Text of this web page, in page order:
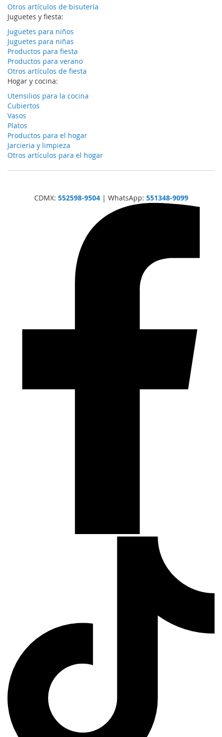
Otros artículos de bisutería
Juguetes y fiesta:
Juguetes para niños
Juguetes para niñas
Productos para fiesta
Productos para verano
Otros artículos de fiesta
Hogar y cocina:
Utensilios para la cocina
Cubiertos
Vasos
Platos
Productos para el hogar
Jarcieria y limpieza
Otros artículos para el hogar
CDMX: 552598-9504| WhatsApp: 551348-9099